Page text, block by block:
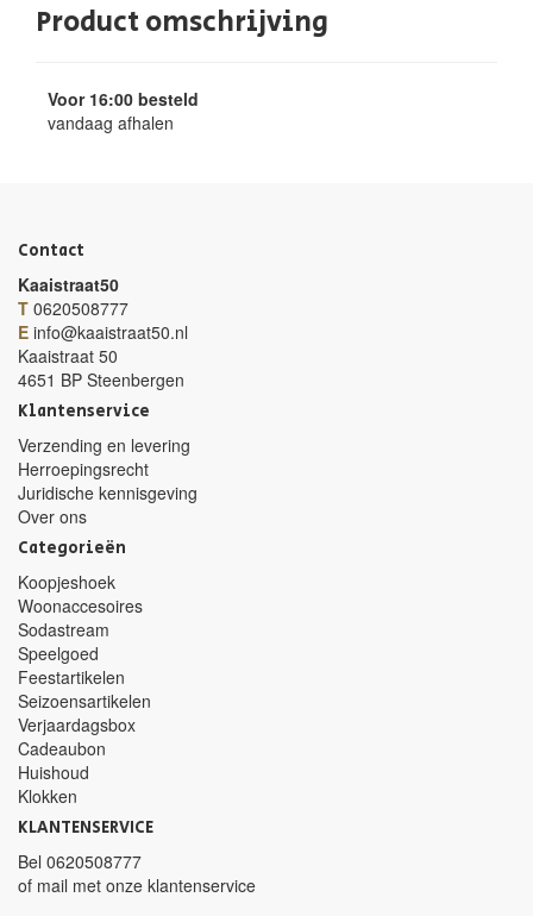
Product omschrijving
Voor 16:00 besteld
vandaag afhalen
Contact
Kaaistraat50
T 0620508777
E info@kaaistraat50.nl
Kaaistraat 50
4651 BP Steenbergen
Klantenservice
Verzending en levering
Herroepingsrecht
Juridische kennisgeving
Over ons
Categorieën
Koopjeshoek
Woonaccesoires
Sodastream
Speelgoed
Feestartikelen
Seizoensartikelen
Verjaardagsbox
Cadeaubon
Huishoud
Klokken
KLANTENSERVICE
Bel 0620508777
of mail met onze klantenservice